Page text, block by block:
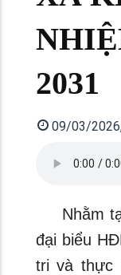
2031
09/03/
Nhằm
đại biểu
tri và thực